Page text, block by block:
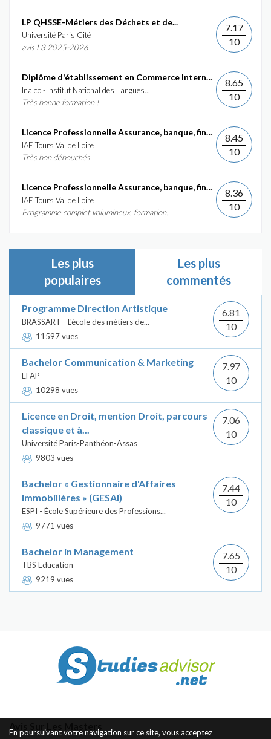
LP QHSSE-Métiers des Déchets et de...
Université Paris Cité
avis L3 2025-2026
7.17
10
Diplôme d'établissement en Commerce International et...
Inalco - Institut National des Langues...
Très bonne formation !
8.65
10
Licence Professionnelle Assurance, banque, finance :...
IAE Tours Val de Loire
Très bon débouchés
8.45
10
Licence Professionnelle Assurance, banque, finance :...
IAE Tours Val de Loire
Programme complet volumineux, formation...
8.36
10
Les plus
populaires
Les plus
commentés
Programme Direction Artistique
BRASSART - L'école des métiers de...
11597 vues
6.81
10
Bachelor Communication & Marketing
EFAP
10298 vues
7.97
10
Licence en Droit, mention Droit, parcours
classique et à...
Université Paris-Panthéon-Assas
9803 vues
7.06
10
Bachelor « Gestionnaire d'Affaires
Immobilières » (GESAI)
ESPI - École Supérieure des Professions...
9771 vues
7.44
10
Bachelor in Management
TBS Education
9219 vues
7.65
10
En poursuivant votre navigation sur ce site, vous acceptez